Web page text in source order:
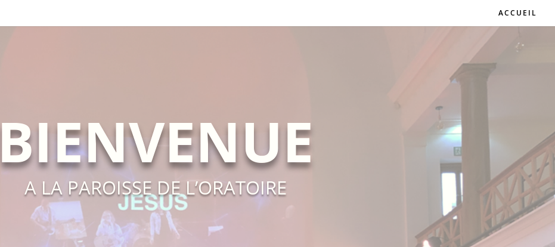
ACCUEIL
BIENVENUE
A LA PAROISSE DE L’ORATOIRE